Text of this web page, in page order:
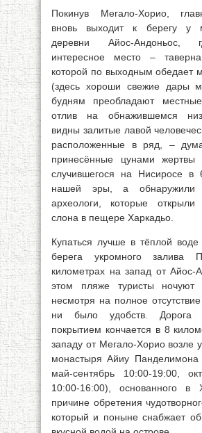
Покинув Мегало-Хорио,
вновь выходит к берегу у
деревни Айос-Андоньос,
интересное место –
которой по выходным обедает
(здесь хороши свежие дары
будням преобладают
отлив на обнажившемся
видны залитые лавой
расположенные в ряд, –
принесённые цунами жертвы
случившегося на Нисиросе в
нашей эры, а
археологи, которые открыли
слона в пещере Харкадьо.
Купаться лучше в тёплой воде
берега укромного залива
километрах на запад от Айос-
этом пляже туристы ночуют
несмотря на полное
ни было удобств. Дорога
покрытием кончается в 8
западу от Мегало-Хорио возле
монастыря Айиу Панделимона
май-сентябрь 10:00-19:00,
10:00-16:00), основанного в
причине обретения
который и поныне снабжает